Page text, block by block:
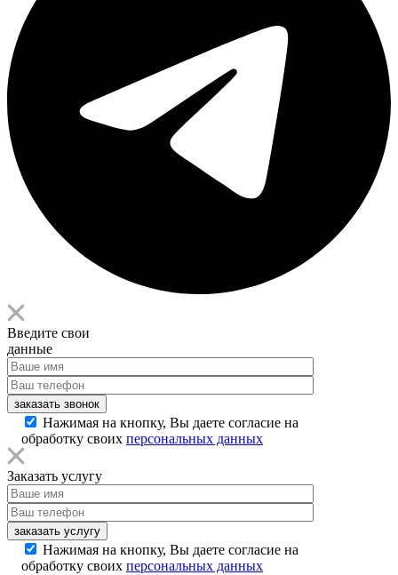
Введите свои
данные
заказать звонок
Нажимая на кнопку, Вы даете согласие на
обработку своих персональных данных
Заказать услугу
заказать услугу
Нажимая на кнопку, Вы даете согласие на
обработку своих персональных данных